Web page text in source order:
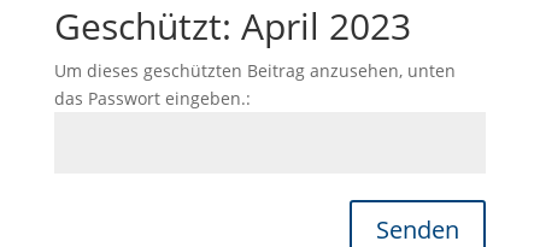
Geschützt: April 2023
Um dieses geschützten Beitrag anzusehen, unten
das Passwort eingeben.:
Senden